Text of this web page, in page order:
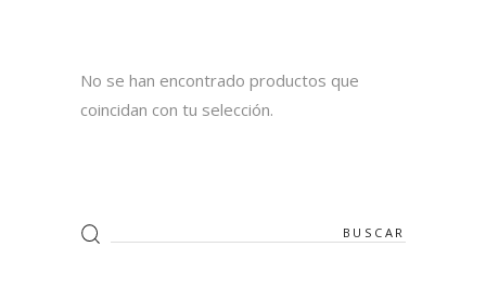
No se han encontrado productos que
coincidan con tu selección.
Search
for: